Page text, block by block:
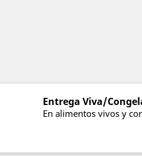
Entrega Viva/
En alimentos vivos y